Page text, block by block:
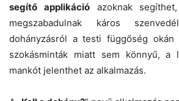
segítő applikációazoknak
megszabadulnak káros
dohányzásról a testi függőség
szokásminták miatt sem könnyű, a
mankót jelenthet az alkalmazás.